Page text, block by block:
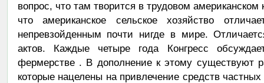
вопрос, что там творится в трудовом американском
что американское сельское хозяйство
непревзойденным почти нигде в мире.
актов. Каждые четыре года Конгресс
фермерстве . В дополнение к этому существуют
которые нацелены на привлечение средств